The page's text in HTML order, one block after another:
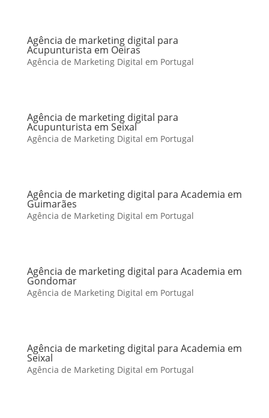
Agência de marketing digital para
Acupunturista em Oeiras
Agência de Marketing Digital em Portugal
Agência de marketing digital para
Acupunturista em Seixal
Agência de Marketing Digital em Portugal
Agência de marketing digital para Academia em
Guimarães
Agência de Marketing Digital em Portugal
Agência de marketing digital para Academia em
Gondomar
Agência de Marketing Digital em Portugal
Agência de marketing digital para Academia em
Seixal
Agência de Marketing Digital em Portugal